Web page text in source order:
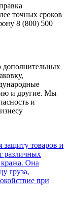
точных сроков
8 (800) 500
дополнительных
и другие. Мы
и
защиту товаров и
различных
кража. Она
груза,
при